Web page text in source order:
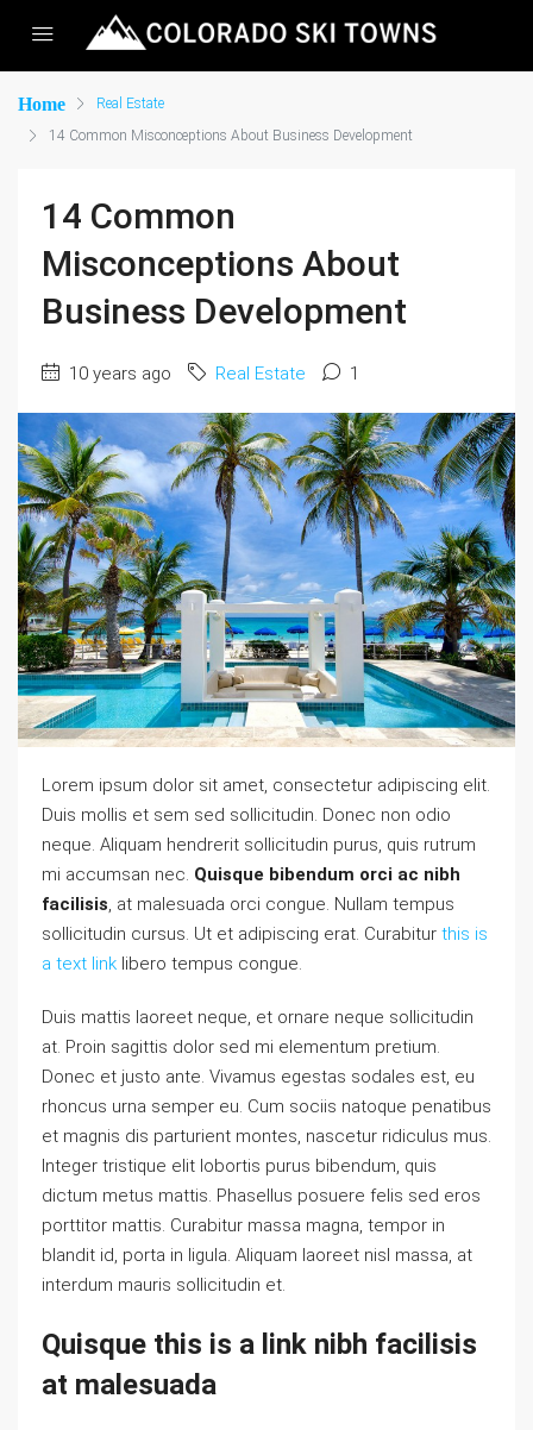
Home
Real Estate
14 Common Misconceptions About Business Development
14 Common
Misconceptions About
Business Development
10 years ago Real Estate 1
Lorem ipsum dolor sit amet, consectetur adipiscing elit.
Duis mollis et sem sed sollicitudin. Donec non odio
neque. Aliquam hendrerit sollicitudin purus, quis rutrum
mi accumsan nec. Quisque bibendum orci ac nibh
facilisis, at malesuada orci congue. Nullam tempus
sollicitudin cursus. Ut et adipiscing erat. Curabitur this is
a text link libero tempus congue.
Duis mattis laoreet neque, et ornare neque sollicitudin
at. Proin sagittis dolor sed mi elementum pretium.
Donec et justo ante. Vivamus egestas sodales est, eu
rhoncus urna semper eu. Cum sociis natoque penatibus
et magnis dis parturient montes, nascetur ridiculus mus.
Integer tristique elit lobortis purus bibendum, quis
dictum metus mattis. Phasellus posuere felis sed eros
porttitor mattis. Curabitur massa magna, tempor in
blandit id, porta in ligula. Aliquam laoreet nisl massa, at
interdum mauris sollicitudin et.
Quisque this is a link nibh facilisis
at malesuada